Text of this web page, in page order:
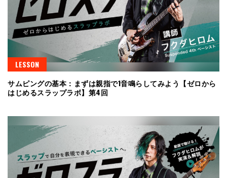
LESSON
サムピングの基本：まずは親指で1音鳴らしてみよう【ゼロから
はじめるスラップラボ】第4回